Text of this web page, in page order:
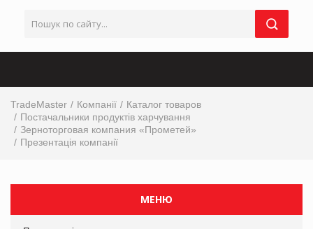
TradeMaster Компанії
Каталог товаров
Постачальники продуктів харчування
Зерноторговая компания «Прометей»
Презентація компанії
МЕНЮ